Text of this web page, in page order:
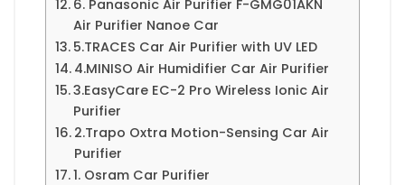
6. Panasonic Air Purifier F-GMG01AKN
Air Purifier Nanoe Car
5.TRACES Car Air Purifier with UV LED
4.MINISO Air Humidifier Car Air Purifier
3.EasyCare EC-2 Pro Wireless Ionic Air
Purifier
2.Trapo Oxtra Motion-Sensing Car Air
Purifier
1. Osram Car Purifier